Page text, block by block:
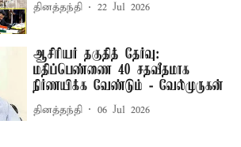
தினத்தந்தி 22 Jul 2026
ஆசிரியர் தகுதித் தேர்வு:
மதிப்பெண்ணை 40 சதவீதமாக
நிர்ணயிக்க வேண்டும் - வேல்முருகன்
தினத்தந்தி 06 Jul 2026